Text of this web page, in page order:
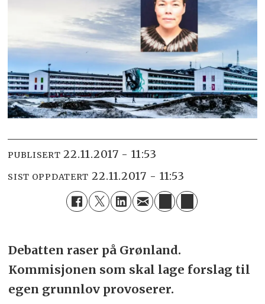
PUBLISERT 22.11.2017 - 11:53
SIST OPPDATERT 22.11.2017 - 11:53
Debatten raser på Grønland.
Kommisjonen som skal lage forslag til
egen grunnlov provoserer.